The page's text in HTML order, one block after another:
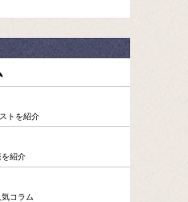
トを紹介
を紹介
コラム